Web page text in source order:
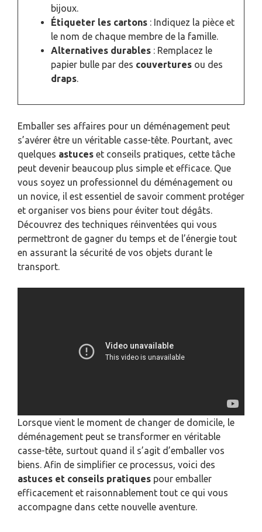
bijoux.
Étiqueter les cartons : Indiquez la pièce et
le nom de chaque membre de la famille.
Alternatives durables : Remplacez le
papier bulle par des couvertures ou des
draps.
Emballer ses affaires pour un déménagement peut
s’avérer être un véritable casse-tête. Pourtant, avec
quelques astuces et conseils pratiques, cette tâche
peut devenir beaucoup plus simple et efficace. Que
vous soyez un professionnel du déménagement ou
un novice, il est essentiel de savoir comment protéger
et organiser vos biens pour éviter tout dégâts.
Découvrez des techniques réinventées qui vous
permettront de gagner du temps et de l’énergie tout
en assurant la sécurité de vos objets durant le
transport.
Lorsque vient le moment de changer de domicile, le
déménagement peut se transformer en véritable
casse-tête, surtout quand il s’agit d’emballer vos
biens. Afin de simplifier ce processus, voici des
astuces et conseils pratiques pour emballer
efficacement et raisonnablement tout ce qui vous
accompagne dans cette nouvelle aventure.